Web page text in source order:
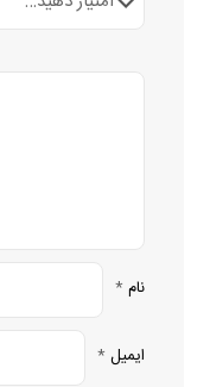
نام *
ایمیل *